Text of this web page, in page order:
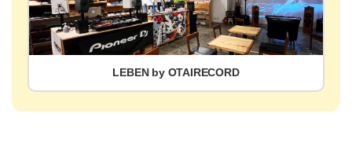
LEBEN by OTAIRECORD